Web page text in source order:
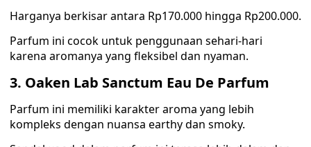
Harganya berkisar antara Rp170.000 hingga Rp200.000.
Parfum ini cocok untuk penggunaan sehari-hari
karena aromanya yang fleksibel dan nyaman.
3. Oaken Lab Sanctum Eau De Parfum
Parfum ini memiliki karakter aroma yang lebih
kompleks dengan nuansa earthy dan smoky.